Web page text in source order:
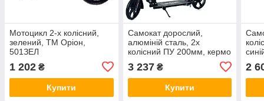
Мотоцикл 2-х колісний,
зелений, ТМ Оріон,
501ЗЕЛ
1 202 ₴
Купити
Самокат дорослий,
алюміній сталь, 2х
колісний ПУ 200мм, кермо
87 / 102см, SR2-018-10-1-
B1
3 237₴
Купити
2